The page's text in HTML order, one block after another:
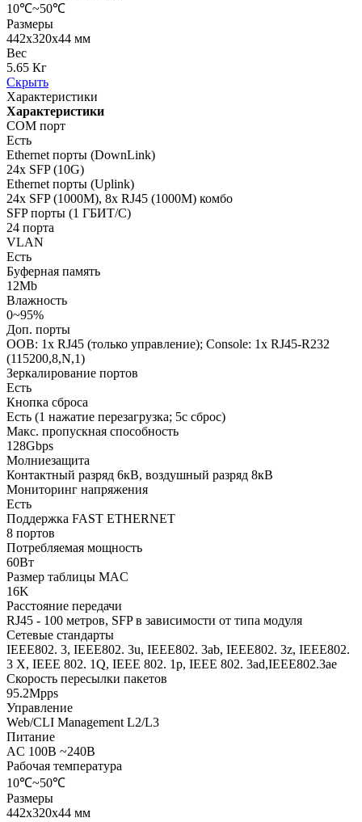
10℃~50℃
Размеры
442x320x44 мм
Вес
5.65 Кг
Скрыть
Характеристики
Характеристики
COM порт
Есть
Ethernet порты (DownLink)
24x SFP (10G)
Ethernet порты (Uplink)
24x SFP (1000M), 8x RJ45 (1000M) комбо
SFP порты (1 ГБИТ/С)
24 порта
VLAN
Есть
Буферная память
12Mb
Влажность
0~95%
Доп. порты
OOB: 1х RJ45 (только управление); Console: 1х RJ45-R232
(115200,8,N,1)
Зеркалирование портов
Есть
Кнопка сброса
Есть (1 нажатие перезагрузка; 5с сброс)
Макс. пропускная способность
128Gbps
Молниезащита
Контактный разряд 6кВ, воздушный разряд 8кВ
Мониторинг напряжения
Есть
Поддержка FAST ETHERNET
8 портов
Потребляемая мощность
60Вт
Размер таблицы MAC
16K
Расстояние передачи
RJ45 - 100 метров, SFP в зависимости от типа модуля
Сетевые стандарты
IEEE802. 3, IEEE802. 3u, IEEE802. 3ab, IEEE802. 3z, IEEE802.
3 X, IEEE 802. 1Q, IEEE 802. 1p, IEEE 802. 3ad,IEEE802.3ae
Скорость пересылки пакетов
95.2Mpps
Управление
Web/CLI Management L2/L3
Питание
AC 100В ~240В
Рабочая температура
10℃~50℃
Размеры
442x320x44 мм